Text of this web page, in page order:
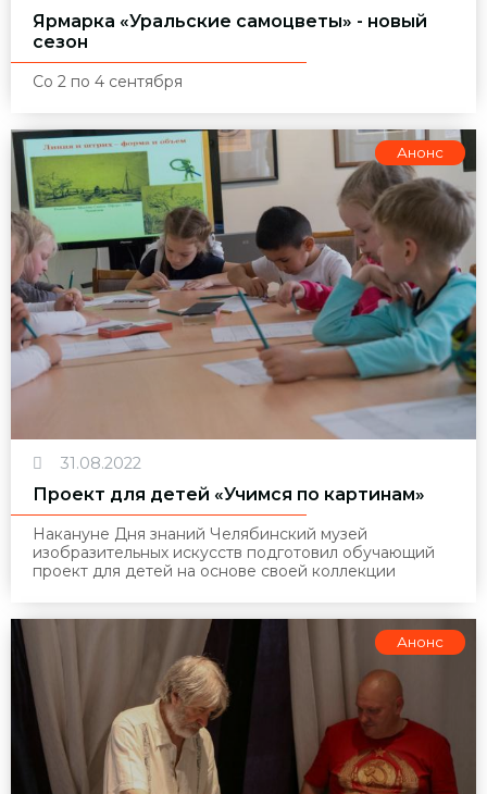
Ярмарка «Уральские самоцветы» - новый
сезон
Со 2 по 4 сентября
Анонс
31.08.2022
Проект для детей «Учимся по картинам»
Накануне Дня знаний Челябинский музей
изобразительных искусств подготовил обучающий
проект для детей на основе своей коллекции
Анонс